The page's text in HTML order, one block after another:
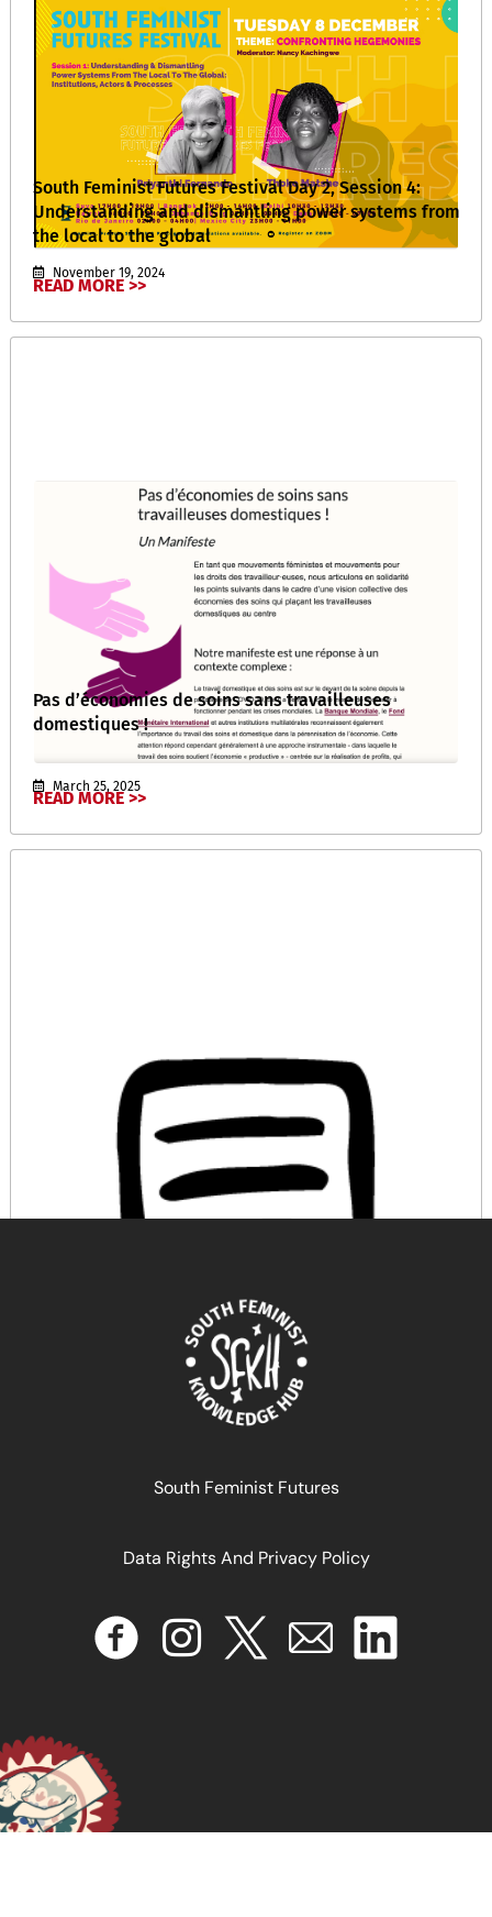
South Feminist Futures Festival Day 2, Session 4:
Understanding and dismantling power systems from
the local to the global
November 19, 2024
READ MORE >>
Pas d’économies de soins sans travailleuses
domestiques !
March 25, 2025
READ MORE >>
Reviewed Work: The Art of Ama Ata Aidoo.
Documentary film (78 minutes) by Yaba Badoe
South Feminist Futures
Data Rights And Privacy Policy